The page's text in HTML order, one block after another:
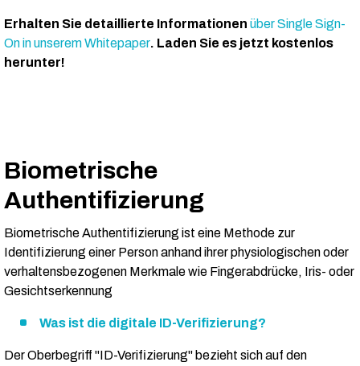
Erhalten Sie detaillierte Informationen über Single Sign-
On in unserem Whitepaper. Laden Sie es jetzt kostenlos
herunter!
Biometrische
Authentifizierung
Biometrische Authentifizierung ist eine Methode zur
Identifizierung einer Person anhand ihrer physiologischen oder
verhaltensbezogenen Merkmale wie Fingerabdrücke, Iris- oder
Gesichtserkennung
Was ist die digitale ID-Verifizierung?
Der Oberbegriff "ID-Verifizierung" bezieht sich auf den